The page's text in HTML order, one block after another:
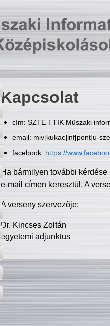
Kapcsolat
cím: SZTE TTIK Műszaki
email: miv[kukac]inf[pont]u-
facebook: https://
Ha bármilyen további
e-mail címen keresztül. A
A verseny szervezője:
Dr. Kincses Zoltán
egyetemi adjunktus